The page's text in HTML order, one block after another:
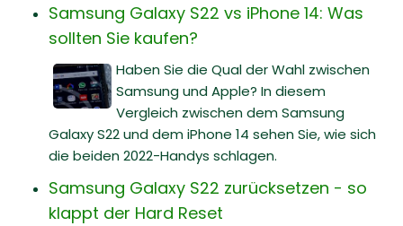
Samsung Galaxy S22 vs iPhone 14: Was
sollten Sie kaufen?
Haben Sie die Qual der Wahl zwischen
Samsung und Apple? In diesem
Vergleich zwischen dem Samsung
Galaxy S22 und dem iPhone 14 sehen Sie, wie sich
die beiden 2022-Handys schlagen.
Samsung Galaxy S22 zurücksetzen - so
klappt der Hard Reset